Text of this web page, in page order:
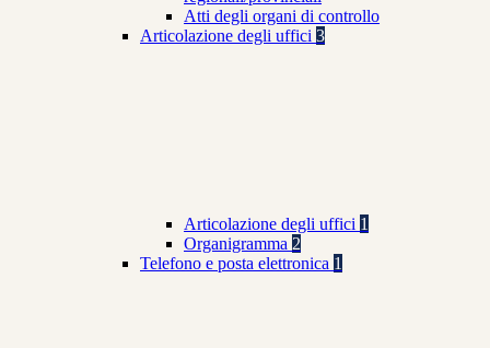
Atti degli organi di controllo
Articolazione degli uffici 3
Articolazione degli uffici 1
Organigramma 2
Telefono e posta elettronica 1